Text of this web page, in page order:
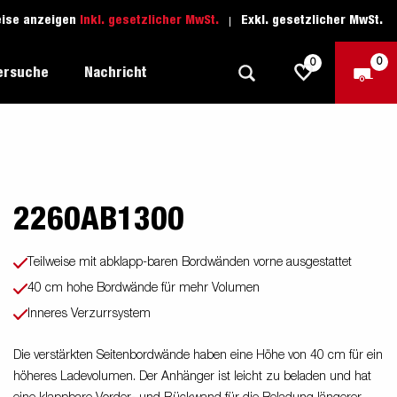
anzeigen Inkl. gesetzlicher MwSt. Exkl. gesetzlicher MwSt.
Boots-Anhänger
Anhänger für Autotransporte
Schwerlast-Anhänger
Ersatzteile
1205 Limited Edition
Nachricht
0 0
2260AB1300
Teilweise mit abklapp-baren Bordwänden vorne ausgestattet
40 cm hohe Bordwände für mehr Volumen
Inneres Verzurrsystem
Die verstärkten Seitenbordwände haben eine Höhe von 40 cm für ein
höheres Ladevolumen. Der Anhänger ist leicht zu beladen und hat